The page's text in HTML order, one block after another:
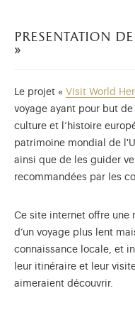
presentation
»
Le projet « Visit World
voyage ayant pour but
culture et l’histoire
patrimoine mondial de
ainsi que de les guider
recommandées par les
Ce site internet offre une
d’un voyage plus lent
connaissance locale, et
leur itinéraire et leur
aimeraient découvrir.